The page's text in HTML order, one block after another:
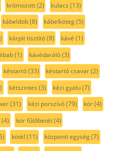
krómozott(2) kulacs (13)
kábeldob(8) kábelköteg(5)
kárpit tisztító(8) kávé (1)
(1) kávédaráló(3)
késtartó(33) késtartó csavar(2)
kétszintes (3) kézi gyalu(7)
(31) kézi porszívó(79) kör(4)
(4) kör fűtőbetét(4)
kötél (11) központi egység(7)